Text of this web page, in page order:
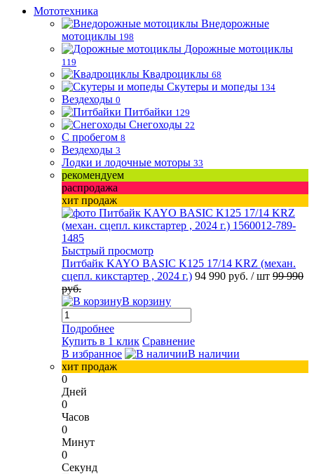
Мототехника
Внедорожные
мотоциклы 198
Дорожные мотоциклы
119
Квадроциклы 68
Скутеры и мопеды 134
Вездеходы 0
Питбайки 129
Снегоходы 22
С пробегом 8
Вездеходы 3
Лодки и лодочные моторы 33
рекомендуем
распродажа
хит продаж
Быстрый просмотр
Питбайк KAYO BASIC K125 17/14 KRZ (механ.
сцепл. кикстартер , 2024 г.) 94 990 руб. / шт 99 990
руб.
В корзину
Подробнее
Купить в 1 клик Сравнение
В избранное
В наличии
хит продаж
0
Дней
0
Часов
0
Минут
0
Секунд